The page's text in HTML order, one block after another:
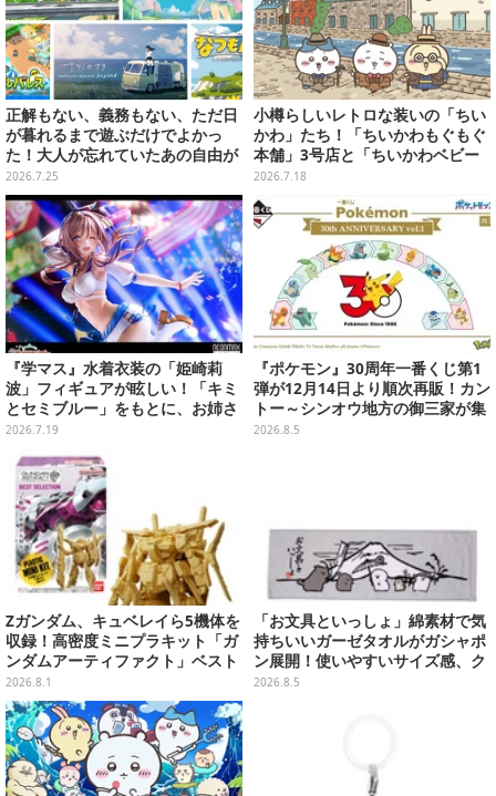
正解もない、義務もない、ただ日
が暮れるまで遊ぶだけでよかっ
た！大人が忘れていたあの自由が
蘇るノスタルジー夏休みゲームお
すすめ5選【特集】
2026.7.25
小樽らしいレトロな装いの「ちい
かわ」たち！「ちいかわもぐもぐ
本舗」3号店と「ちいかわベビー
カステラ」がいよいよオープン
2026.7.18
『学マス』水着衣装の「姫崎莉
波」フィギュアが眩しい！「キミ
とセミブルー」をもとに、お姉さ
ん力あふれる姿を立体化
2026.7.19
『ポケモン』30周年一番くじ第1
弾が12月14日より順次再販！カン
トー～シンオウ地方の御三家が集
まった時計、ぬいぐるみなど記念
2026.8.5
Zガンダム、キュベレイら5機体を
収録！高密度ミニプラキット「ガ
ンダムアーティファクト」ベスト
セレクションが10月発売
2026.8.1
「お文具といっしょ」綿素材で気
持ちいいガーゼタオルがガシャポ
ン展開！使いやすいサイズ感、ク
ールな和柄や可愛らしいお寿司な
2026.8.5